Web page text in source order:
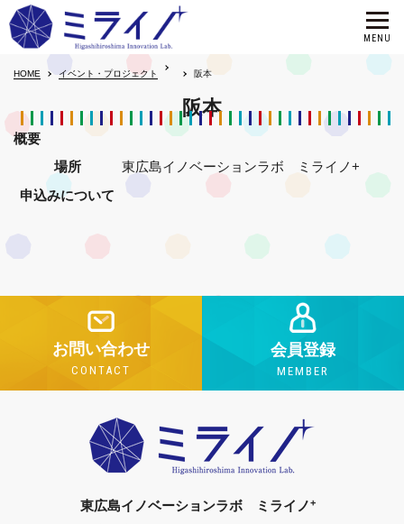
HOME イベント・プロジェクト 阪本
阪本
概要
場所
東広島イノベーションラボ ミライノ+
申込みについて
お問い合わせ
CONTACT
会員登録
MEMBER
東広島イノベーションラボ ミライノ+